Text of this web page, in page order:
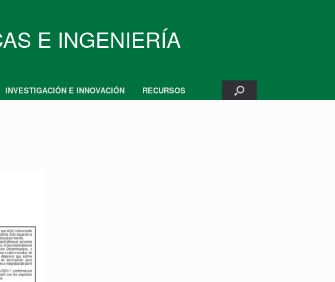
E INGENIERÍA
INVESTIGACIÓN E INNOVACIÓN RECURSOS